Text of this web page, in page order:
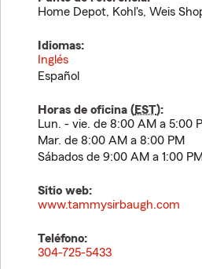
Home Depot, Kohl's, Weis
Idiomas:
Inglés
Español
Horas de oficina (EST):
Lun. - vie. de 8:00 AM a 5:00
Mar. de 8:00 AM a 8:00 PM
Sábados de 9:00 AM a 1:00 PM
Sitio web:
www.tammysirbaugh.com
Teléfono:
304-725-5433